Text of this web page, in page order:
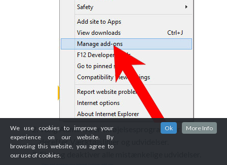
Vælg Administrer tilføjelsesprogrammer og
derefter Værktøjslinjer og udvidelser.
Find og deaktiver alle mistænkelige udvidelser.
We use cookies to improve your
experience on our website. By
browsing this website, you agree to
our use of cookies.
Ok More Info